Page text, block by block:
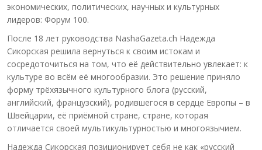
экономических, политических, научных и культурных
лидеров: Форум 100.
После 18 лет руководства NashaGazeta.ch Надежда
Сикорская решила вернуться к своим истокам и
сосредоточиться на том, что её действительно увлекает: к
культуре во всём её многообразии. Это решение приняло
форму трёхязычного культурного блога (русский,
английский, французский), родившегося в сердце Европы – в
Швейцарии, её приёмной стране, стране, которая
отличается своей мультикультурностью и многоязычием.
Надежда Сикорская позиционирует себя не как «русский